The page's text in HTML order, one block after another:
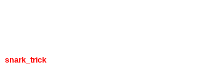
snark_trick